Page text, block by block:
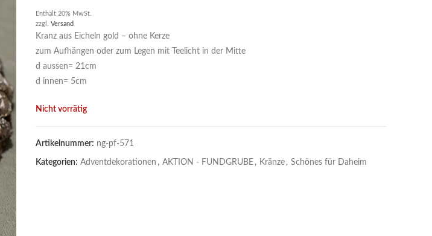
Enthält 20% MwSt.
zzgl. Versand
Kranz aus Eicheln gold – ohne Kerze
zum Aufhängen oder zum Legen mit Teelicht in der Mitte
d aussen= 21cm
d innen= 5cm
Nicht vorrätig
Artikelnummer: ng-pf-571
Kategorien: Adventdekorationen , AKTION - FUNDGRUBE , Kränze , Schönes für Daheim